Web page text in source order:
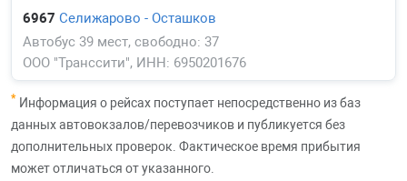
6967 Селижарово - Осташков
Автобус 39 мест, свободно: 37
ООО "Транссити", ИНН: 6950201676
* Информация о рейсах поступает непосредственно из баз
данных автовокзалов/перевозчиков и публикуется без
дополнительных проверок. Фактическое время прибытия
может отличаться от указанного.